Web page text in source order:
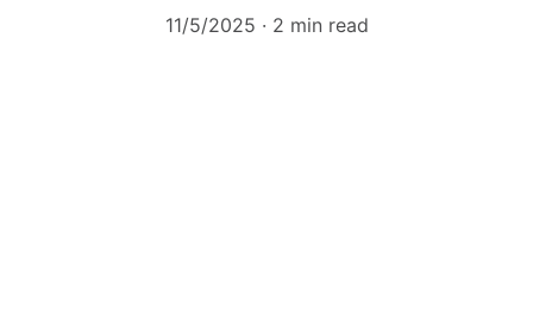
11/5/2025
2 min read